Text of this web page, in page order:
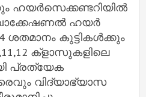
ഹയർസെക്കണ്ടറിയിൽ
ഹയർ
ശതമാനം കുട്ടികൾക്കും
ക്ളാസുകളിലെ
പ്രത്യേക
വിദ്യാഭ്യാസ